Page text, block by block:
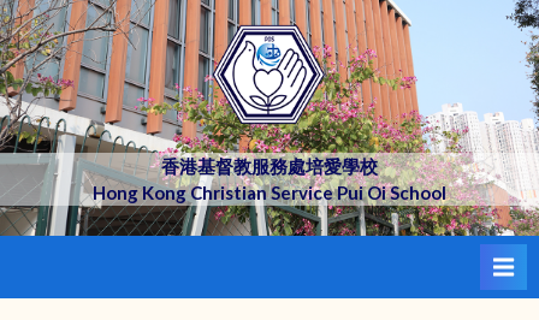
Skip
to
content
香港基督教服務處培愛學校
Hong Kong Christian Service Pui Oi School